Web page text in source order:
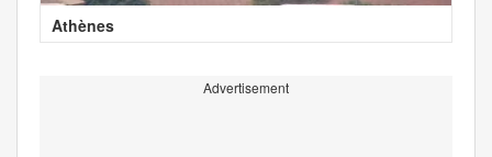
Athènes
Advertisement